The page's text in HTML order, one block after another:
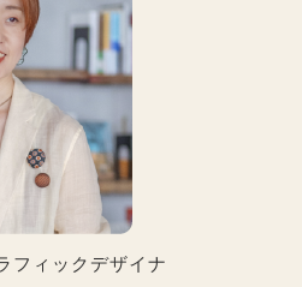
フィックデザイナ